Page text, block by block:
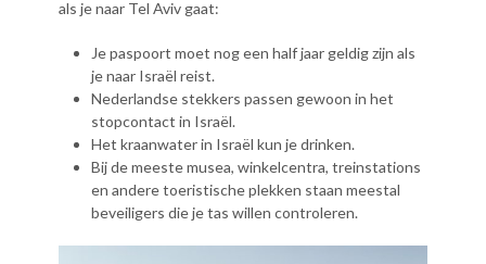
als je naar Tel Aviv gaat:
Je paspoort moet nog een half jaar geldig zijn als
je naar Israël reist.
Nederlandse stekkers passen gewoon in het
stopcontact in Israël.
Het kraanwater in Israël kun je drinken.
Bij de meeste musea, winkelcentra, treinstations
en andere toeristische plekken staan meestal
beveiligers die je tas willen controleren.